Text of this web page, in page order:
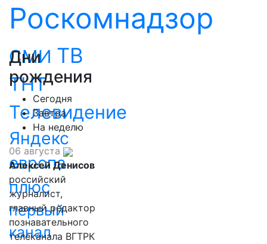
Роскомнадзор
СМИ ТВ
ТНТ
Телевидение
Яндекс
европа
плюс
первый
канал
Дни
рождения
Сегодня
Завтра
На неделю
06 августа
Алексей Денисов
российский
журналист,
главный редактор
познавательного
телеканала ВГТРК